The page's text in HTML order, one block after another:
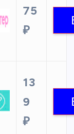
75
₽
13
9
₽